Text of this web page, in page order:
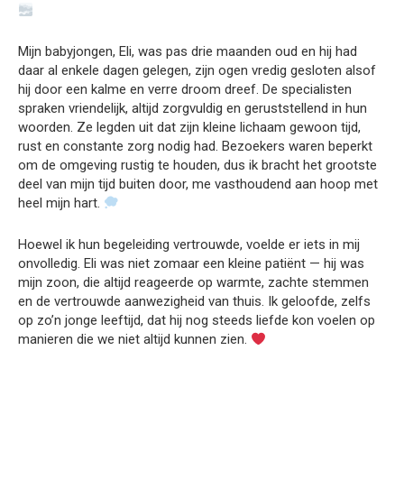
Mijn babyjongen, Eli, was pas drie maanden oud en hij had
daar al enkele dagen gelegen, zijn ogen vredig gesloten alsof
hij door een kalme en verre droom dreef. De specialisten
spraken vriendelijk, altijd zorgvuldig en geruststellend in hun
woorden. Ze legden uit dat zijn kleine lichaam gewoon tijd,
rust en constante zorg nodig had. Bezoekers waren beperkt
om de omgeving rustig te houden, dus ik bracht het grootste
deel van mijn tijd buiten door, me vasthoudend aan hoop met
heel mijn hart.
Hoewel ik hun begeleiding vertrouwde, voelde er iets in mij
onvolledig. Eli was niet zomaar een kleine patiënt — hij was
mijn zoon, die altijd reageerde op warmte, zachte stemmen
en de vertrouwde aanwezigheid van thuis. Ik geloofde, zelfs
op zo’n jonge leeftijd, dat hij nog steeds liefde kon voelen op
manieren die we niet altijd kunnen zien.